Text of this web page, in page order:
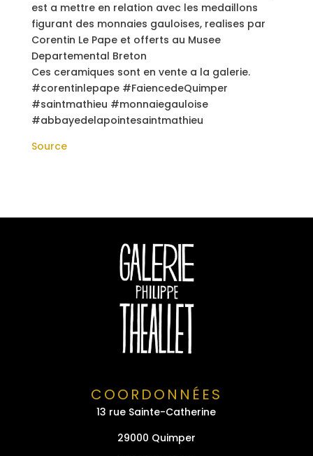
est a mettre en relation avec les medaillons
figurant des monnaies gauloises, realises par
Corentin Le Pape et offerts au Musee
Departemental Breton
Ces ceramiques sont en vente a la galerie.
#corentinlepape #FaiencedeQuimper
#saintmathieu #monnaiegauloise
#abbayedelapointesaintmathieu
Source
COORDONNÉES
13 rue Sainte-Catherine
29000 Quimper